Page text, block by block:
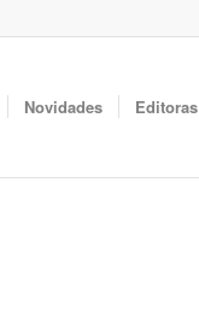
Novidades Editoras